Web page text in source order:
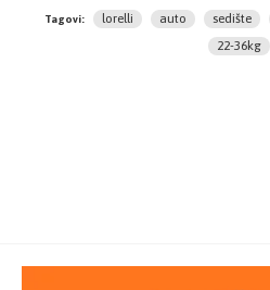
8-12 godina (125-150cm)
Tagovi: lorelli auto sedište
22-36kg